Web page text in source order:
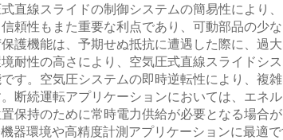
直線スライドの制御システムの簡易性により
頼性もまた重要な利点であり、可動部品の少
護機能は、予期せぬ抵抗に遭遇した際に、過
耐性の高さにより、空気圧式直線スライドシ
す。空気圧システムの即時逆転性により、複
断続運転アプリケーションにおいては、エネ
保持のために常時電力供給が必要となる場合
環境や高精度計測アプリケーションに最適で